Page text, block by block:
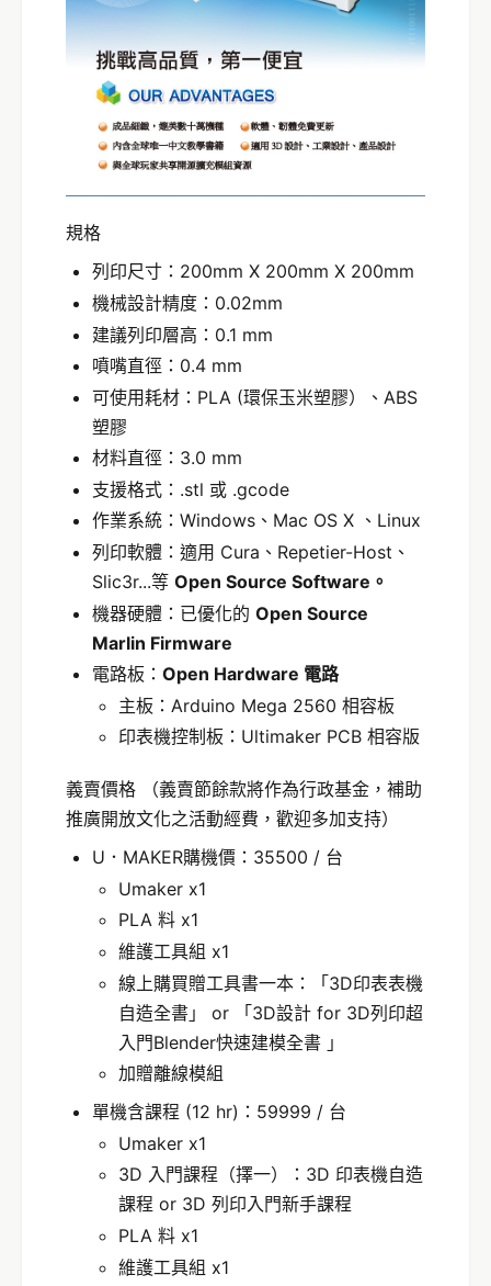
規格
列印尺寸：200mm X 200mm X 200mm
機械設計精度：0.02mm
建議列印層高：0.1 mm
噴嘴直徑：0.4 mm
可使用耗材：PLA (環保玉米塑膠）、ABS
塑膠
材料直徑：3.0 mm
支援格式：.stl 或 .gcode
作業系統：Windows、Mac OS X 、Linux
列印軟體：適用 Cura、Repetier-Host、
Slic3r...等 Open Source Software。
機器硬體：已優化的 Open Source
Marlin Firmware
電路板： Open Hardware 電路
主板：Arduino Mega 2560 相容板
印表機控制板：Ultimaker PCB 相容版
義賣價格 （義賣節餘款將作為行政基金，補助
推廣開放文化之活動經費，歡迎多加支持）
U．MAKER購機價：35500 / 台
Umaker x1
PLA 料 x1
維護工具組 x1
線上購買贈工具書一本：「3D印表表機
自造全書」 or 「3D設計 for 3D列印超
入門Blender快速建模全書 」
加贈離線模組
單機含課程 (12 hr)：59999 / 台
Umaker x1
3D 入門課程（擇一）：3D 印表機自造
課程 or 3D 列印入門新手課程
PLA 料 x1
維護工具組 x1